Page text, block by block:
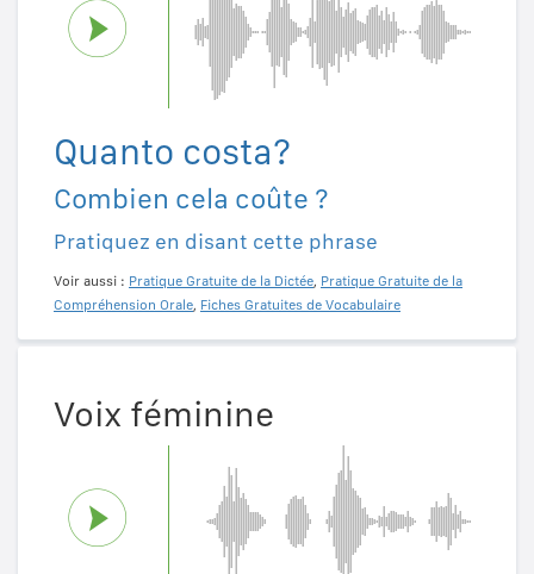
Quanto costa?
Combien cela coûte ?
Pratiquez en disant cette phrase
Voir aussi : Pratique Gratuite de la Dictée, Pratique Gratuite de la
Compréhension Orale, Fiches Gratuites de Vocabulaire
Voix féminine